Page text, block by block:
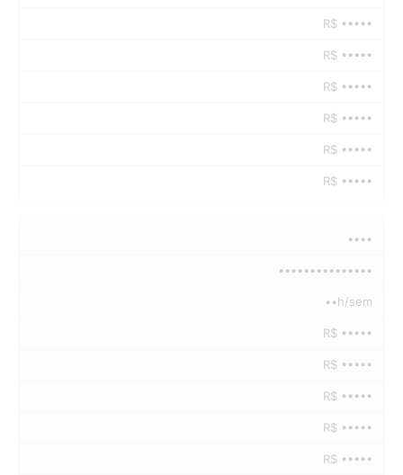
R$ •••••
R$ •••••
R$ •••••
R$ •••••
R$ •••••
R$ •••••
••••
•••••••••••••••
••h/sem
R$ •••••
R$ •••••
R$ •••••
R$ •••••
R$ •••••